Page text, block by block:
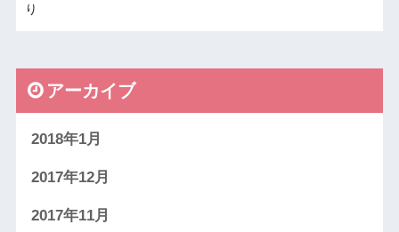
り
アーカイブ
2018年1月
2017年12月
2017年11月